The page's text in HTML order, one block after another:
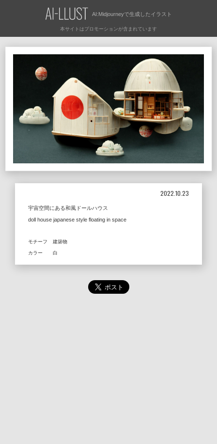
AI:Midjourneyで生成したイラスト
宇宙空間にある和風ドールハウス
doll house japanese style floating in space
2022.10.23
モチーフ 建築物
カラー 白